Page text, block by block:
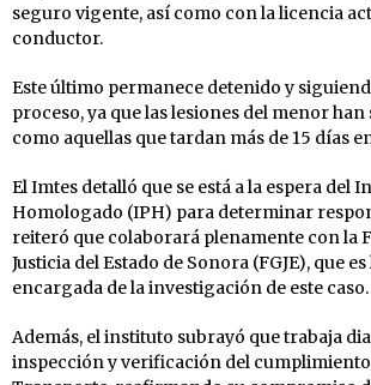
seguro vigente, así como con la licencia
conductor.
Este último permanece detenido y
proceso, ya que las lesiones del menor
como aquellas que tardan más de 15 días
El Imtes detalló que se está a la espera del
Homologado (IPH) para determinar
reiteró que colaborará plenamente con la
Justicia del Estado de Sonora (FGJE), que
encargada de la investigación de este caso.
Además, el instituto subrayó que trabaja
inspección y verificación del cumplimiento